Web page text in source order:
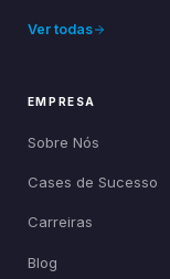
Ver todas
EMPRESA
Sobre Nós
Cases de Sucesso
Carreiras
Blog